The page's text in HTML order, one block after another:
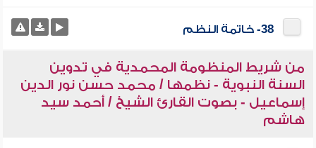
38- خاتمة النظم
من شريط المنظومة المحمدية في تدوين
السنة النبوية - نظمها / محمد حسن نور الدين
إسماعيل - بصوت القارئ الشيخ / أحمد سيد
هاشم